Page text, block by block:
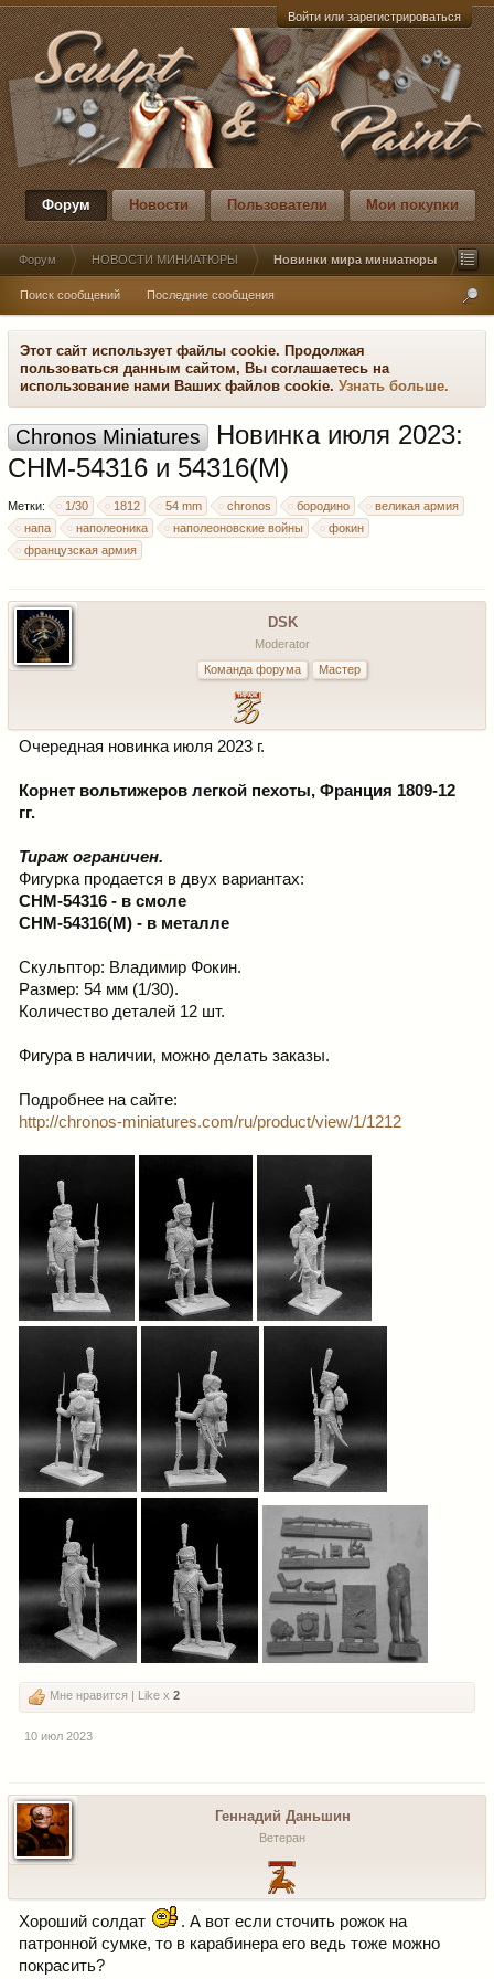
Войти или зарегистрироваться
Форум Новости Пользователи Мои покупки
Форум НОВОСТИ МИНИАТЮРЫ Новинки мира миниатюры
Поиск сообщений Последние сообщения
Этот сайт использует файлы cookie. Продолжая
пользоваться данным сайтом, Вы соглашаетесь на
использование нами Ваших файлов cookie. Узнать больше.
Chronos Miniatures
Новинка июля 2023:
CHM-54316 и 54316(M)
Метки: 1/30 1812 54 mm chronos бородино
великая армия
напа
наполеоника наполеоновские войны
фокин
французская армия
DSK
Moderator
Команда форума
Мастер
Очередная новинка июля 2023 г.
Корнет вольтижеров легкой пехоты, Франция 1809-12
гг.
Тираж ограничен.
Фигурка продается в двух вариантах:
CHM-54316 - в смоле
CHM-54316(M) - в металле
Скульптор: Владимир Фокин.
Размер: 54 мм (1/30).
Количество деталей 12 шт.
Фигура в наличии, можно делать заказы.
Подробнее на сайте:
http://chronos-miniatures.com/ru/product/view/1/1212
Мне нравится | Like x 2
10 июл 2023
Геннадий Даньшин
Ветеран
Хороший солдат
. А вот если сточить рожок на
патронной сумке, то в карабинера его ведь тоже можно
покрасить?